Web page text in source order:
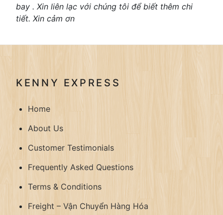
bay . Xin liên lạc với chúng tôi để biết thêm chi
tiết. Xin cảm ơn
KENNY EXPRESS
Home
About Us
Customer Testimonials
Frequently Asked Questions
Terms & Conditions
Freight – Vận Chuyển Hàng Hóa